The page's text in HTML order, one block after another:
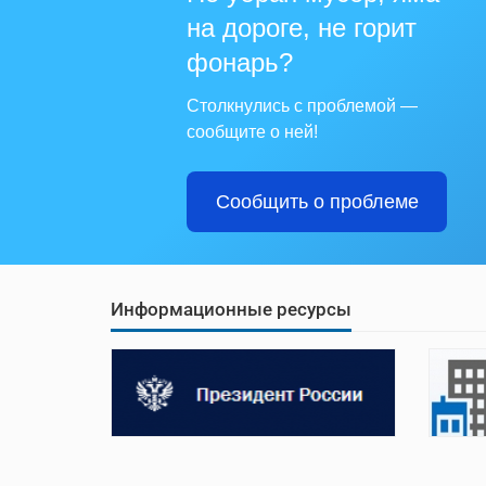
на дороге, не горит
фонарь?
Столкнулись с проблемой —
сообщите о ней!
Сообщить о проблеме
Информационные ресурсы